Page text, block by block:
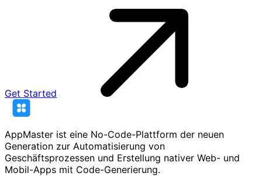
Get Started
AppMaster ist eine No-Code-Plattform der neuen
Generation zur Automatisierung von
Geschäftsprozessen und Erstellung nativer Web- und
Mobil-Apps mit Code-Generierung.